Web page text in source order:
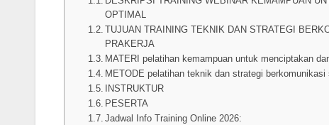
OPTIMAL
TUJUAN TRAINING TEKNIK DAN STRATEGI
PRAKERJA
MATERI pelatihan kemampuan untuk menciptakan
METODE pelatihan teknik dan strategi
INSTRUKTUR
PESERTA
Jadwal Info Training Online 2026: